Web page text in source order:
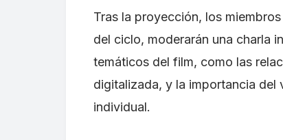
Tras la proyección, los
del ciclo, moderarán una charla
temáticos del film, como las
digitalizada, y la importancia
individual.